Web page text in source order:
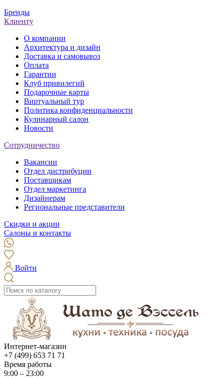
Бренды
Клиенту
О компании
Архитектура и дизайн
Доставка и самовывоз
Оплата
Гарантии
Клуб привилегий
Подарочные карты
Виртуальный тур
Политика конфиденциальности
Кулинарный салон
Новости
Сотрудничество
Вакансии
Отдел дистрибуции
Поставщикам
Отдел маркетинга
Дизайнерам
Региональные представители
Скидки и акции
Салоны и контакты
Войти
Интернет-магазин
+7 (499) 653 71 71
Время работы
9:00 – 23:00